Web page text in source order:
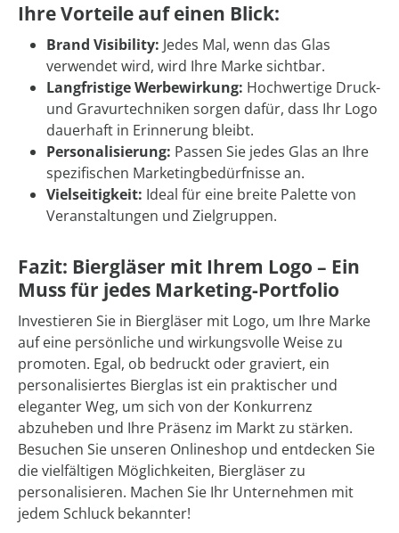
Ihre Vorteile auf einen Blick:
Brand Visibility: Jedes Mal, wenn das Glas
verwendet wird, wird Ihre Marke sichtbar.
Langfristige Werbewirkung: Hochwertige Druck-
und Gravurtechniken sorgen dafür, dass Ihr Logo
dauerhaft in Erinnerung bleibt.
Personalisierung: Passen Sie jedes Glas an Ihre
spezifischen Marketingbedürfnisse an.
Vielseitigkeit: Ideal für eine breite Palette von
Veranstaltungen und Zielgruppen.
Fazit: Biergläser mit Ihrem Logo – Ein
Muss für jedes Marketing-Portfolio
Investieren Sie in Biergläser mit Logo, um Ihre Marke
auf eine persönliche und wirkungsvolle Weise zu
promoten. Egal, ob bedruckt oder graviert, ein
personalisiertes Bierglas ist ein praktischer und
eleganter Weg, um sich von der Konkurrenz
abzuheben und Ihre Präsenz im Markt zu stärken.
Besuchen Sie unseren Onlineshop und entdecken Sie
die vielfältigen Möglichkeiten, Biergläser zu
personalisieren. Machen Sie Ihr Unternehmen mit
jedem Schluck bekannter!